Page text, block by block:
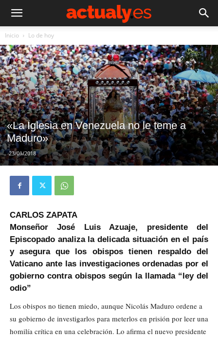
Inicio Lo de hoy
«La Iglesia en Venezuela no le teme a
Maduro»
23/01/2018
CARLOS ZAPATA
Monseñor José Luis Azuaje, presidente del
Episcopado analiza la delicada situación en el país
y asegura que los obispos tienen respaldo del
Vaticano ante las investigaciones ordenadas por el
gobierno contra obispos según la llamada “ley del
odio”
Los obispos no tienen miedo, aunque Nicolás Maduro ordene a
su gobierno de investigarlos para meterlos en prisión por leer una
homilía crítica en una celebración. Lo afirma el nuevo presidente